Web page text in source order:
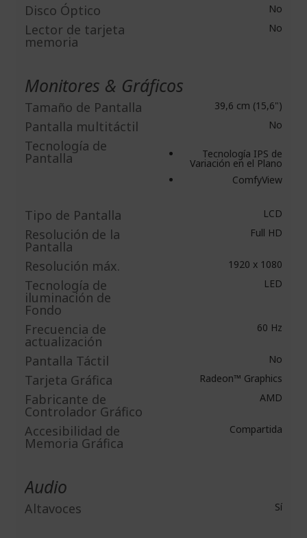
Disco Óptico No
Lector de tarjeta
memoria
No
Monitores & Gráficos
Tamaño de Pantalla 39,6 cm (15,6")
Pantalla multitáctil No
Tecnología de
Pantalla Tecnología IPS de
Variación en el Plano
ComfyView
Tipo de Pantalla LCD
Resolución de la
Pantalla
Full HD
Resolución máx. 1920 x 1080
Tecnología de
iluminación de
Fondo
LED
Frecuencia de
actualización
60 Hz
Pantalla Táctil No
Tarjeta Gráfica​ Radeon™ Graphics
Fabricante de
Controlador Gráfico
AMD
Accesibilidad de
Memoria Gráfica
Compartida
Audio
Altavoces Sí